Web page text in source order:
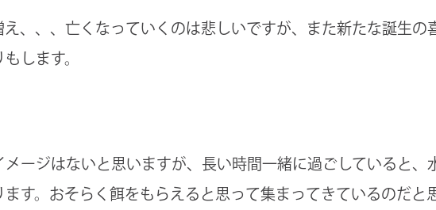
、、、亡くなっていくのは悲しいですが、また新たな誕生の
します。
ージはないと思いますが、長い時間一緒に過ごしていると、
す。おそらく餌をもらえると思って集まってきているのだと